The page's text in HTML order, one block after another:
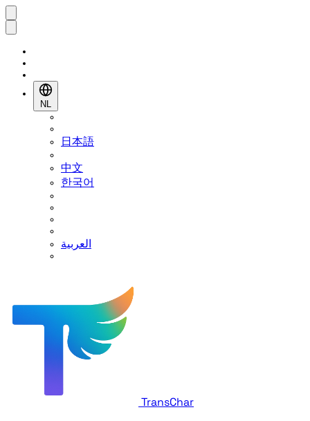
NL
日本語
中文
한국어
العربية
TransChar